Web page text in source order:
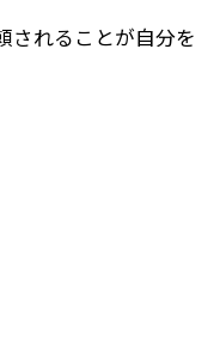
されることが自分を